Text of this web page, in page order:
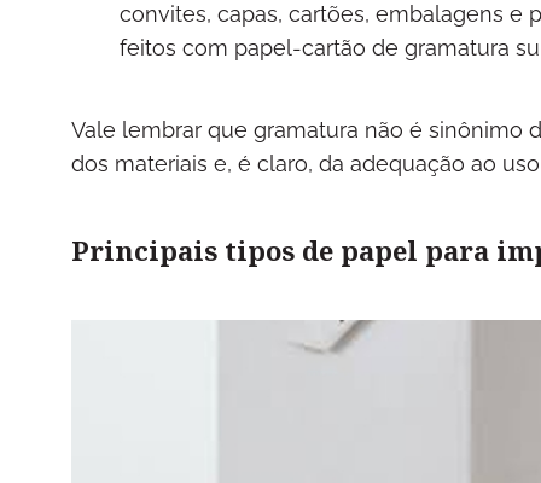
convites, capas, cartões, embalagens e
feitos com papel-cartão de gramatura
Vale lembrar que gramatura não é sinônimo
dos materiais e, é claro, da adequação ao
Principais tipos de papel para